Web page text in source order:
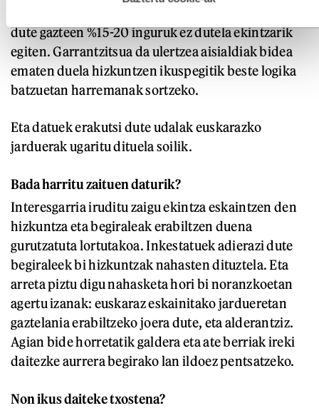
dute gazteen %15-20 inguruk ez dutela ekintzarik
egiten. Garrantzitsua da ulertzea aisialdiak bidea
ematen duela hizkuntzen ikuspegitik beste logika
batzuetan harremanak sortzeko.
Eta datuek erakutsi dute udalak euskarazko
jarduerak ugaritu dituela soilik.
Bada harritu zaituen daturik?
Interesgarria iruditu zaigu ekintza eskaintzen den
hizkuntza eta begiraleak erabiltzen duena
gurutzatuta lortutakoa. Inkestatuek adierazi dute
begiraleek bi hizkuntzak nahasten dituztela. Eta
arreta piztu digu nahasketa hori bi noranzkoetan
agertu izanak: euskaraz eskainitako jardueretan
gaztelania erabiltzeko joera dute, eta alderantziz.
Agian bide horretatik galdera eta ate berriak ireki
daitezke aurrera begirako lan ildoez pentsatzeko.
Non ikus daiteke txostena?